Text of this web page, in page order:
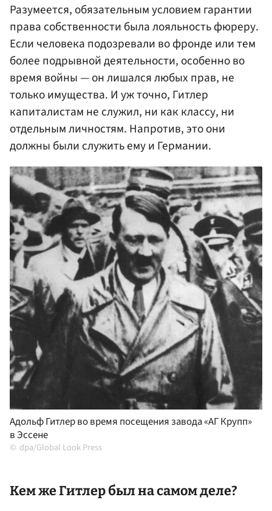
Разумеется, обязательным условием гарантии
права собственности была лояльность фюреру.
Если человека подозревали во фронде или тем
более подрывной деятельности, особенно во
время войны — он лишался любых прав, не
только имущества. И уж точно, Гитлер
капиталистам не служил, ни как классу, ни
отдельным личностям. Напротив, это они
должны были служить ему и Германии.
Адольф Гитлер во время посещения завода «АГ Крупп»
в Эссене
dpa/Global Look Press
Кем же Гитлер был на самом деле?